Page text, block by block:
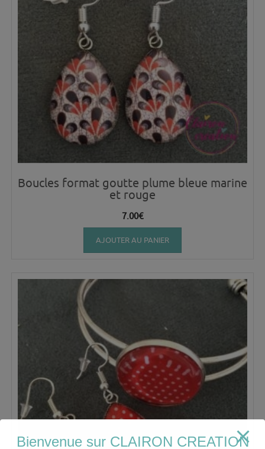
Boucles format goutte plume bleue marine
et rouge
7.00€
AJOUTER AU PANIER
Bienvenue sur CLAIRON CREATION